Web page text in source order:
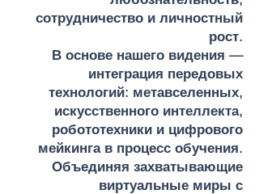
сотрудничество и личностный
рост.
В основе нашего видения —
интеграция передовых
технологий: метавселенных,
искусственного интеллекта,
робототехники и цифрового
мейкинга в процесс обучения.
Объединяя захватывающие
виртуальные миры с